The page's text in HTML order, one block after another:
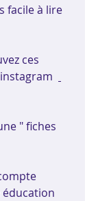
facile à lire
ces
" fiches